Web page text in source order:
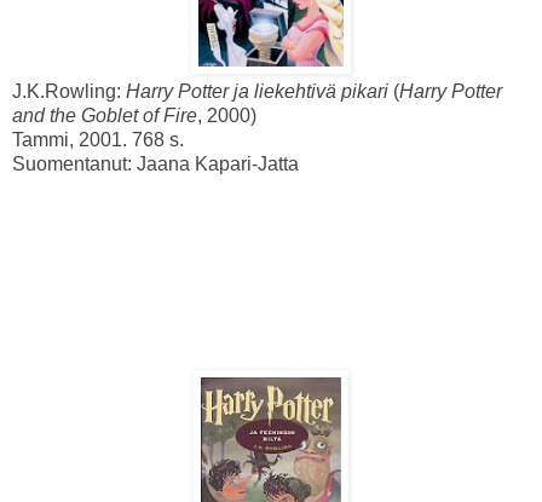
J.K.Rowling: Harry Potter ja liekehtivä pikari (Harry Potter
and the Goblet of Fire, 2000)
Tammi, 2001. 768 s.
Suomentanut: Jaana Kapari-Jatta